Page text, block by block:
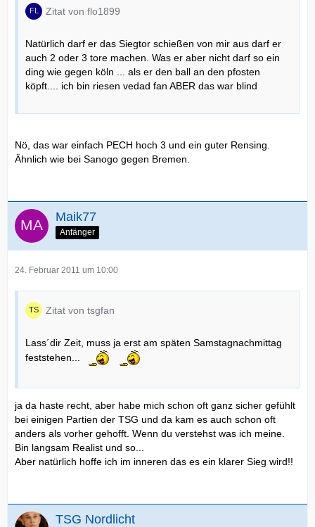
Zitat von flo1899
Natürlich darf er das Siegtor schießen von mir aus darf er
auch 2 oder 3 tore machen. Was er aber nicht darf so ein
ding wie gegen köln ... als er den ball an den pfosten
köpft.... ich bin riesen vedad fan ABER das war blind
Nö, das war einfach PECH hoch 3 und ein guter Rensing.
Ähnlich wie bei Sanogo gegen Bremen.
Maik77
Anfänger
24. Februar 2011 um 10:00
Zitat von tsgfan
Lass´dir Zeit, muss ja erst am späten Samstagnachmittag
feststehen...
ja da haste recht, aber habe mich schon oft ganz sicher gefühlt
bei einigen Partien der TSG und da kam es auch schon oft
anders als vorher gehofft. Wenn du verstehst was ich meine.
Bin langsam Realist und so...
Aber natürlich hoffe ich im inneren das es ein klarer Sieg wird!!
TSG Nordlicht